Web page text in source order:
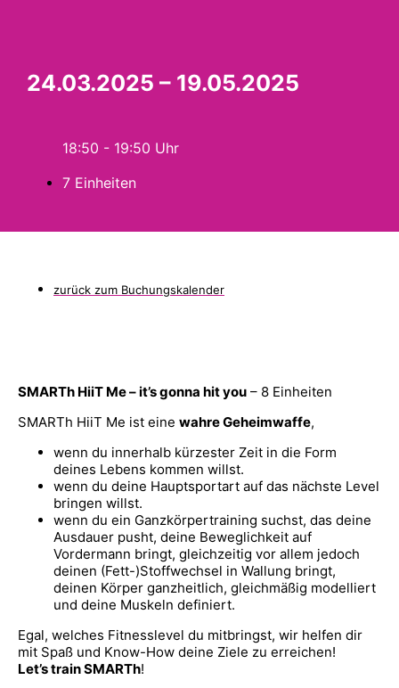
24.03.2025 – 19.05.2025
18:50 - 19:50
7 Einheiten
zurück zum Buchungskalender
SMARTh HiiT Me – it’s gonna hit you – 8 Einheiten
SMARTh HiiT Me ist eine wahre Geheimwaffe,
wenn du innerhalb kürzester Zeit in die Form
deines Lebens kommen willst.
wenn du deine Hauptsportart auf das nächste Level
bringen willst.
wenn du ein Ganzkörpertraining suchst, das deine
Ausdauer pusht, deine Beweglichkeit auf
Vordermann bringt, gleichzeitig vor allem jedoch
deinen (Fett-)Stoffwechsel in Wallung bringt,
deinen Körper ganzheitlich, gleichmäßig modelliert
und deine Muskeln definiert.
Egal, welches Fitnesslevel du mitbringst, wir helfen dir
mit Spaß und Know-How deine Ziele zu erreichen!
Let’s train SMARTh!